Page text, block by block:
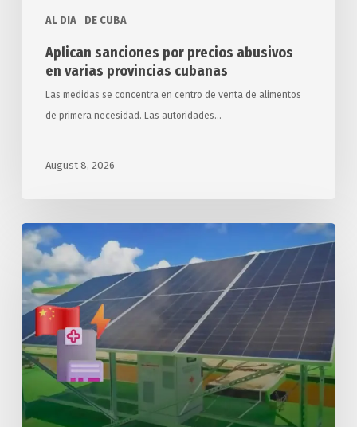
AL DIA DE CUBA
Aplican sanciones por precios abusivos
en varias provincias cubanas
Las medidas se concentra en centro de venta de alimentos
de primera necesidad. Las autoridades…
August 8, 2026
Arriba
Cuba
segundo
donativo
chino
de
sistemas
solares
fotovoltaicos